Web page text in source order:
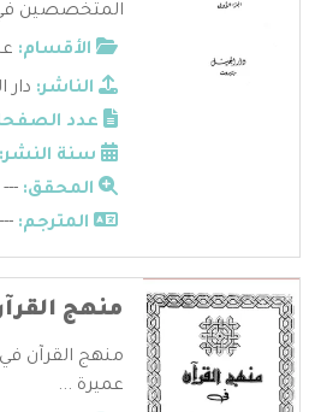
المتخصصين
الأقسام:
الناشر: دار
عدد
سنة النشر:
المحقق: ---
المترجم: ---
منهج
منهج القرآن في
عميرة ...